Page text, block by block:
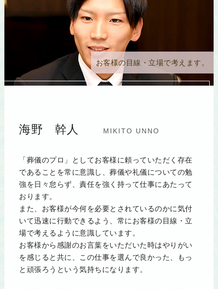
お客様の目線・立場で考えます。
海野 幹人 MIKITO UNNO
「葬儀のプロ」としてお客様に頼っていただく存在
であることを常に意識し、葬儀や礼儀についての勉
強を日々怠らず、責任を強く持って仕事にあたって
おります。
また、お客様が今何を必要とされているのかに気付
いて迅速に行動できるよう、常にお客様の目線・立
場で考えるように意識しています。
お客様から感謝のお言葉をいただいた時はやりがい
を感じると共に、この仕事を選んで良かった、もっ
と頑張ろうという気持ちになります。